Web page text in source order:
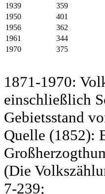
1939
359
1950
401
1956
362
1961
344
1970
375
1871-1970:
einschließlich
Gebietsstand
Quelle (1852):
(Die
7-239;